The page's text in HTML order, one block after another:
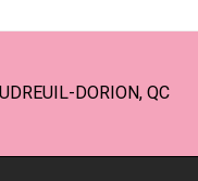
DORION, QC